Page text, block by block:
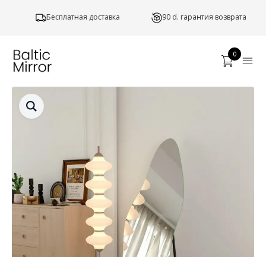
Бесплатная доставка 90 d. гарантия возврата
0